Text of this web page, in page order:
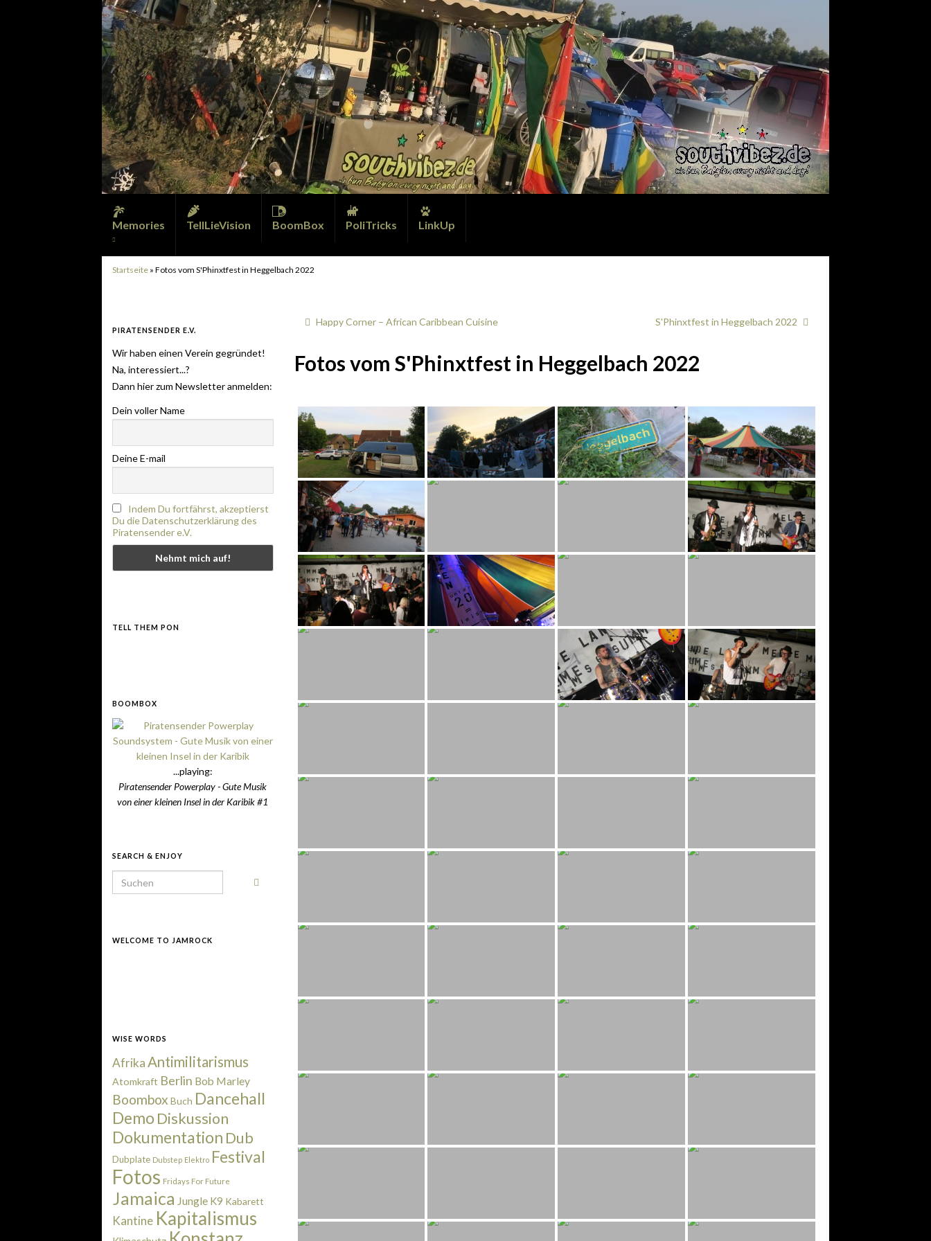
Memories TellLieVision BoomBox PoliTricks LinkUp
Startseite » Fotos vom S'Phinxtfest in Heggelbach 2022
Happy Corner – African Caribbean Cuisine S'Phinxtfest in Heggelbach 2022
Fotos vom S'Phinxtfest in Heggelbach 2022
PIRATENSENDER E.V.
Wir haben einen Verein gegründet!
Na, interessiert...?
Dann hier zum Newsletter anmelden:
Dein voller Name
Deine E-mail
Indem Du fortfährst, akzeptierst
Du die Datenschutzerklärung des
Piratensender e.V.
TELL THEM PON
BOOMBOX
...playing:
Piratensender Powerplay - Gute Musik
von einer kleinen Insel in der Karibik #1
SEARCH & ENJOY
Search for:
WELCOME TO JAMROCK
WISE WORDS
AfrikaAntimilitarismus
Atomkraft Berlin Bob Marley
Boombox Buch Dancehall
Demo Diskussion
Dokumentation Dub
Dubplate Dubstep Elektro Festival
Fotos Fridays For Future
Jamaica Jungle K9 Kabarett
Kantine Kapitalismus